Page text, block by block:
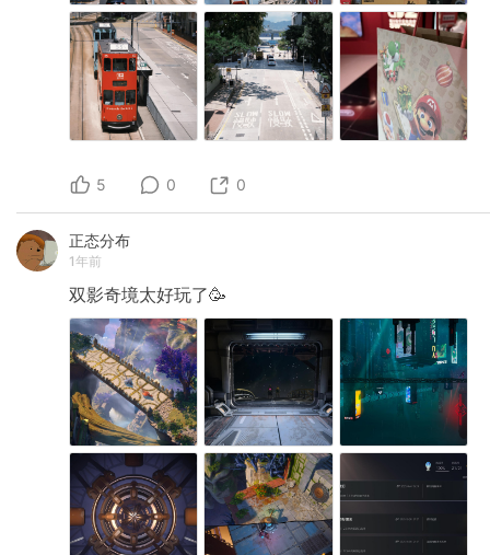
5 0 0
正态分布
1年前
双影奇境太好玩了🥳